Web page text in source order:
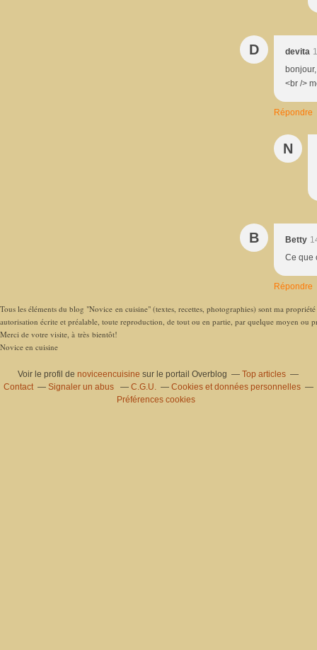
D devita
<br />
Répondre
N
B Betty
Ce que
Répondre
Tous les éléments du blog "Novice en cuisine" (textes, recettes, photographies) sont ma
autorisation écrite et préalable, toute reproduction, de tout ou en partie, par quelque moyen ou
Merci de votre visite, à très bientôt!
Novice en cuisine
Voir le profil denoviceencuisine sur le portail Overblog
Top articles
Contact
Signaler un abus C.G.U.
Cookies et données personnelles
Préférences cookies